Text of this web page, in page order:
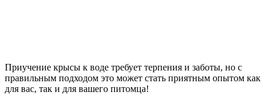
Приучение крысы к воде требует терпения и заботы, но с
правильным подходом это может стать приятным опытом как
для вас, так и для вашего питомца!